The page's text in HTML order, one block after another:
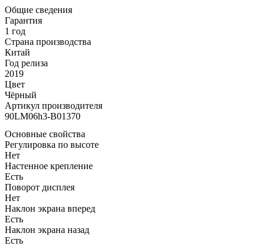
Общие сведения
Гарантия
1 год
Страна производства
Китай
Год релиза
2019
Цвет
Чёрный
Артикул производителя
90LM06h3-B01370
Основные свойства
Регулировка по высоте
Нет
Настенное крепление
Есть
Поворот дисплея
Нет
Наклон экрана вперед
Есть
Наклон экрана назад
Есть